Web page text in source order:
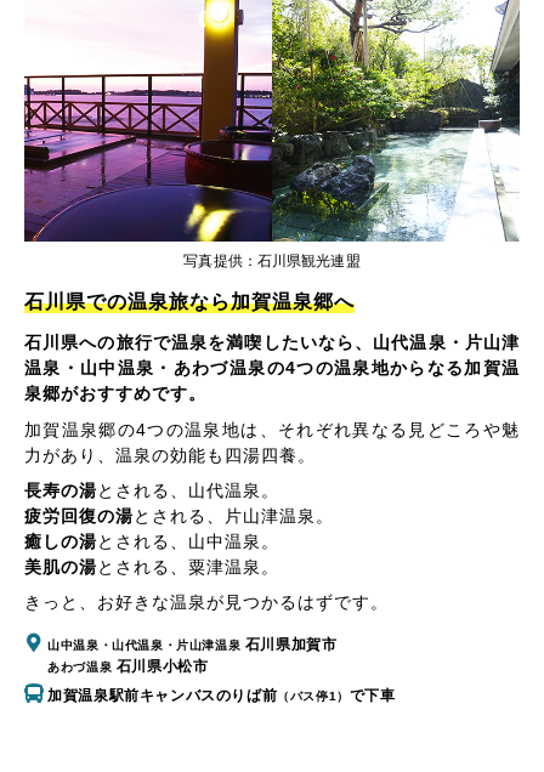
石川県での温泉旅なら加賀温泉郷へ
石川県への旅行で温泉を満喫したいなら、山代温泉・片山津
温泉・山中温泉・あわづ温泉の4つの温泉地からなる加賀温
泉郷がおすすめです。
加賀温泉郷の4つの温泉地は、それぞれ異なる見どころや魅
力があり、温泉の効能も四湯四養。
長寿の湯とされる、 山代温泉 。
疲労回復の湯とされる、 片山津温泉 。
癒しの湯とされる、 山中温泉 。
美肌の湯とされる、 粟津温泉 。
きっと、お好きな温泉が見つかるはずです。
山中温泉・山代温泉・片山津温泉 石川県加賀市
あわづ温泉 石川県小松市
加賀温泉駅前キャンバスのりば前 （バス停1） で下車
写真提供：石川県観光連盟